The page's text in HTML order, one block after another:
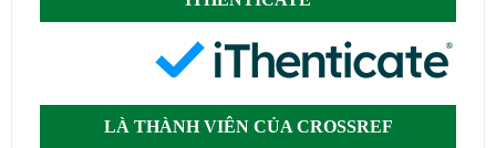
LÀ THÀNH VIÊN CỦA CROSSREF